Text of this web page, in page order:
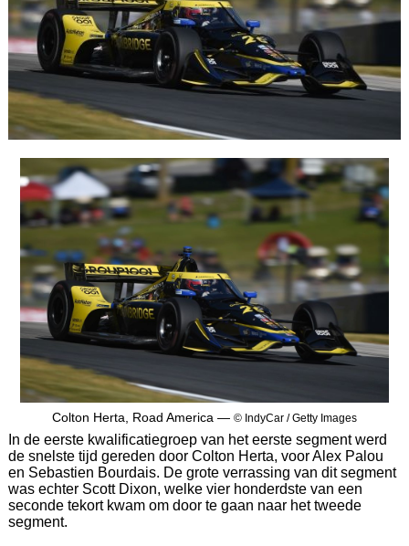
Colton Herta, Road America — © IndyCar / Getty Images
In de eerste kwalificatiegroep van het eerste segment werd
de snelste tijd gereden door Colton Herta, voor Alex Palou
en Sebastien Bourdais. De grote verrassing van dit segment
was echter Scott Dixon, welke vier honderdste van een
seconde tekort kwam om door te gaan naar het tweede
segment.